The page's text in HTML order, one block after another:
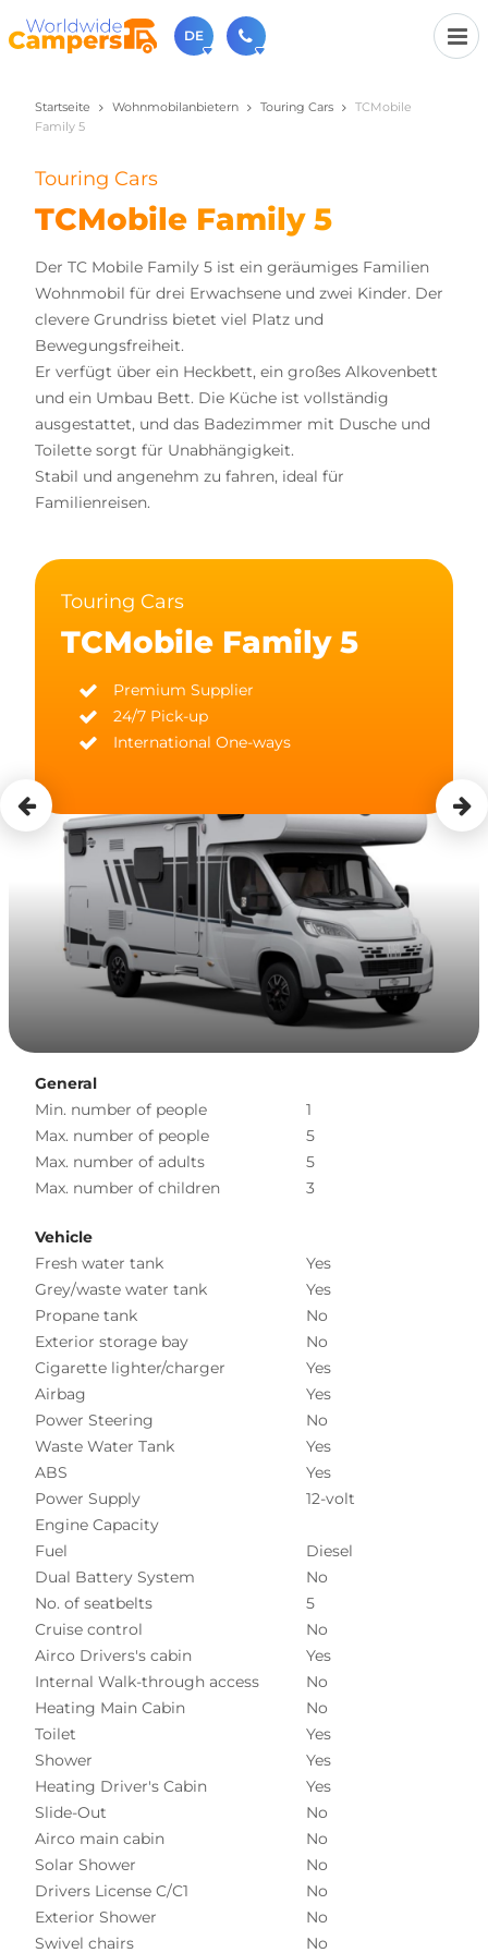
DE
+31 030-6974964
Rufen Sie uns an (Montag bis Freitag von 9 bis 17 Uhr).
sales@worldwidecampers.com
Sie können uns auch eine E-Mail senden.
Startseite Wohnmobilanbietern Touring Cars
TCMobile
Family 5
Touring Cars
TCMobile Family 5
Der TC Mobile Family 5 ist ein geräumiges Familien
Wohnmobil für drei Erwachsene und zwei Kinder. Der
clevere Grundriss bietet viel Platz und
Bewegungsfreiheit.
Er verfügt über ein Heckbett, ein großes Alkovenbett
und ein Umbau Bett. Die Küche ist vollständig
ausgestattet, und das Badezimmer mit Dusche und
Toilette sorgt für Unabhängigkeit.
Stabil und angenehm zu fahren, ideal für
Familienreisen.
Touring Cars
TCMobile Family 5
Premium Supplier
24/7 Pick-up
International One-ways
General
Min. number of people
1
Max. number of people
5
Max. number of adults
5
Max. number of children
3
Vehicle
Fresh water tank
Yes
Grey/waste water tank
Yes
Propane tank
No
Exterior storage bay
No
Cigarette lighter/charger
Yes
Airbag
Yes
Power Steering
No
Waste Water Tank
Yes
ABS
Yes
Power Supply
12-volt
Engine Capacity
Fuel
Diesel
Dual Battery System
No
No. of seatbelts
5
Cruise control
No
Airco Drivers's cabin
Yes
Internal Walk-through access
No
Heating Main Cabin
No
Toilet
Yes
Shower
Yes
Heating Driver's Cabin
Yes
Slide-Out
No
Airco main cabin
No
Solar Shower
No
Drivers License C/C1
No
Exterior Shower
No
Swivel chairs
No